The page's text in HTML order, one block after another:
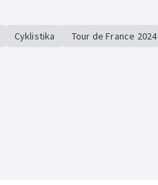
Cyklistika Tour de France 2024